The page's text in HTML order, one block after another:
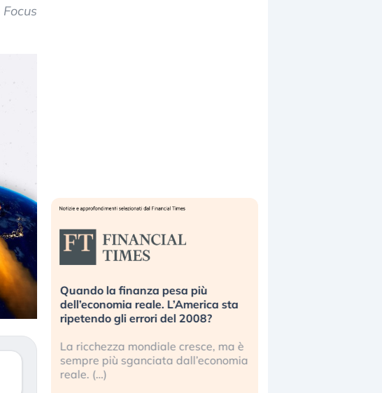
(…)
Quando la finanza pesa più
dell’economia reale. L’America sta
ripetendo gli errori del 2008?
La ricchezza mondiale cresce, ma è
sempre più sganciata dall’economia
reale. (…)